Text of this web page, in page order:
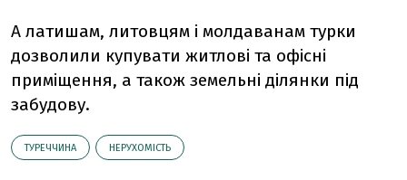
А латишам, литовцям і молдаванам турки
дозволили купувати житлові та офісні
приміщення, а також земельні ділянки під
забудову.
ТУРЕЧЧИНА НЕРУХОМІСТЬ